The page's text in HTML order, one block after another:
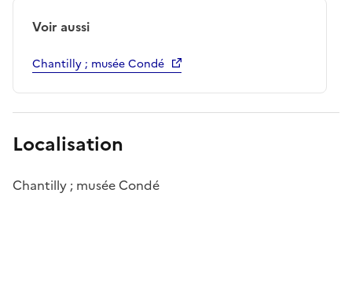
Voir aussi
Chantilly ; musée Condé
Localisation
Chantilly ; musée Condé